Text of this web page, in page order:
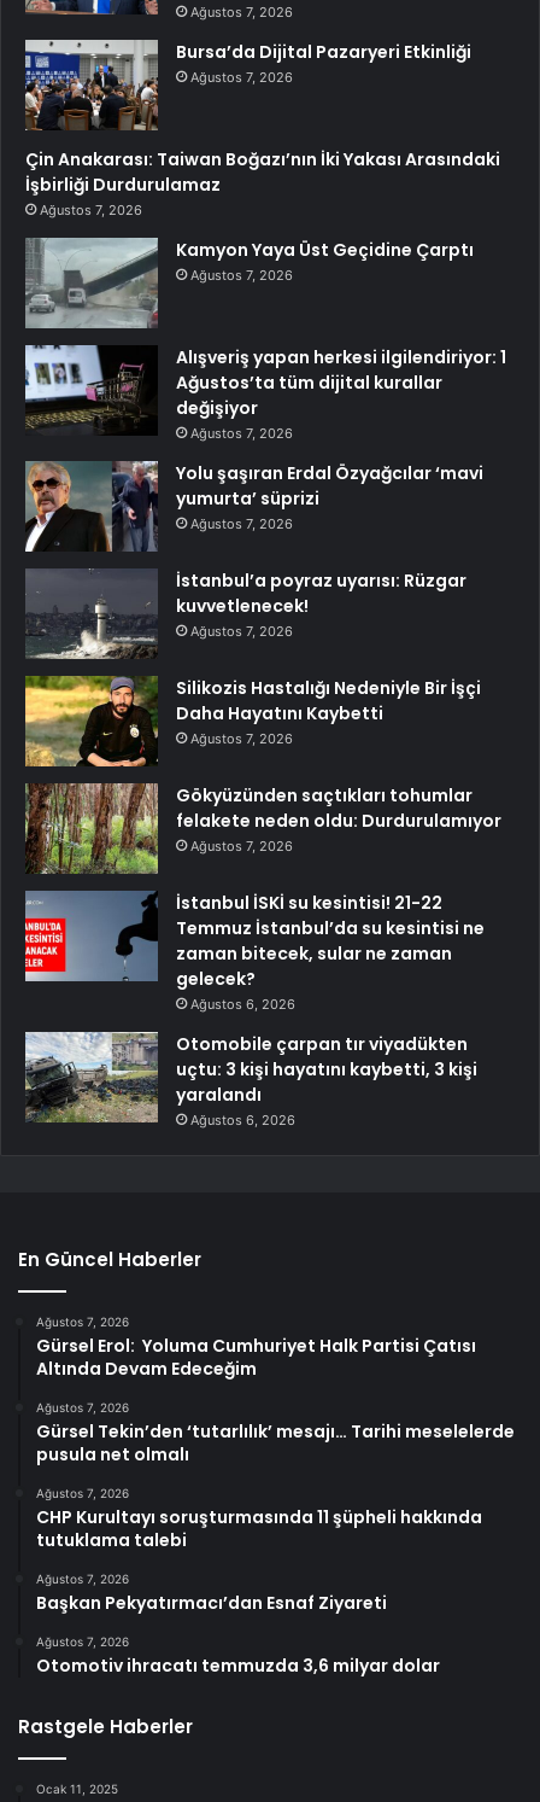
Ağustos 7, 2026
Bursa’da Dijital Pazaryeri Etkinliği
Ağustos 7, 2026
Çin Anakarası: Taiwan Boğazı’nın İki Yakası Arasındaki
İşbirliği Durdurulamaz
Ağustos 7, 2026
Kamyon Yaya Üst Geçidine Çarptı
Ağustos 7, 2026
Alışveriş yapan herkesi ilgilendiriyor: 1
Ağustos’ta tüm dijital kurallar
değişiyor
Ağustos 7, 2026
Yolu şaşıran Erdal Özyağcılar ‘mavi
yumurta’ süprizi
Ağustos 7, 2026
İstanbul’a poyraz uyarısı: Rüzgar
kuvvetlenecek!
Ağustos 7, 2026
Silikozis Hastalığı Nedeniyle Bir İşçi
Daha Hayatını Kaybetti
Ağustos 7, 2026
Gökyüzünden saçtıkları tohumlar
felakete neden oldu: Durdurulamıyor
Ağustos 7, 2026
İstanbul İSKİ su kesintisi! 21-22
Temmuz İstanbul’da su kesintisi ne
zaman bitecek, sular ne zaman
gelecek?
Ağustos 6, 2026
Otomobile çarpan tır viyadükten
uçtu: 3 kişi hayatını kaybetti, 3 kişi
yaralandı
Ağustos 6, 2026
En Güncel Haberler
Ağustos 7, 2026
Gürsel Erol: Yoluma Cumhuriyet Halk Partisi Çatısı
Altında Devam Edeceğim
Ağustos 7, 2026
Gürsel Tekin’den ‘tutarlılık’ mesajı… Tarihi meselelerde
pusula net olmalı
Ağustos 7, 2026
CHP Kurultayı soruşturmasında 11 şüpheli hakkında
tutuklama talebi
Ağustos 7, 2026
Başkan Pekyatırmacı’dan Esnaf Ziyareti
Ağustos 7, 2026
Otomotiv ihracatı temmuzda 3,6 milyar dolar
Rastgele Haberler
Ocak 11, 2025